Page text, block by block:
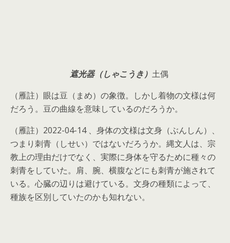
遮光器（しゃこうき） 土偶
（雁註）眼は豆（まめ）の象徴。しかし着物の文様は何
だろう。豆の曲線を意味しているのだろうか。
（雁註）2022-04-14 、身体の文様は文身（ぶんしん）、
つまり刺青（しせい）ではないだろうか。縄文人は、宗
教上の理由だけでなく、実際に身体を守るために種々の
刺青をしていた。肩、腕、横腹などにも刺青が施されて
いる。心臓の辺りは避けている。文身の種類によって、
種族を区別していたのかも知れない。